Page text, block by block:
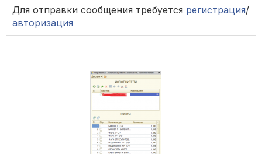
Для отправки сообщения требуется регистрация/
авторизация